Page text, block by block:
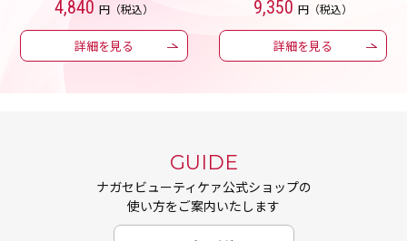
4,840 円（税込）
詳細を見る
9,350 円（税込）
詳細を見る
GUIDE
ナガセビューティケァ公式ショップの
使い方をご案内いたします